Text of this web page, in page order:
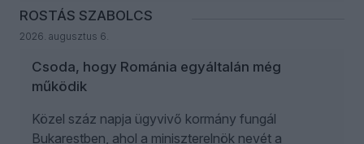
ROSTÁS SZABOLCS
2026. augusztus 6.
Csoda, hogy Románia egyáltalán még
működik
Közel száz napja ügyvivő kormány fungál
Bukarestben, ahol a miniszterelnök nevét a